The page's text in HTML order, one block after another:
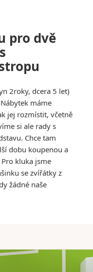
pro dvě
2roky, dcera 5 let)
máme
jej rozmístit, včetně
si ale rady s
Chce tam
dobu koupenou a
kluka jsme
se zvířátky z
žádné naše
pro dvě děti v